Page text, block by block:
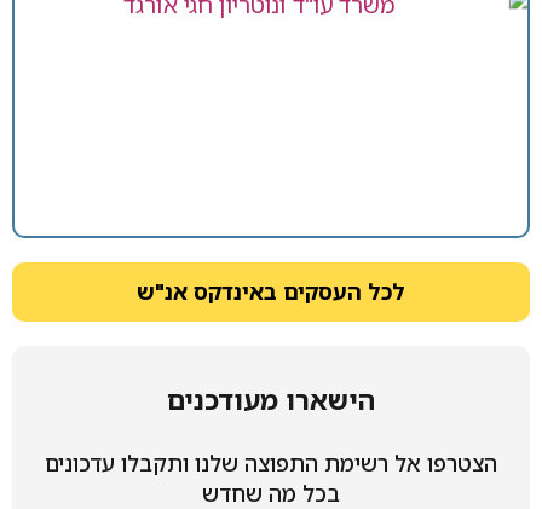
לכל העסקים באינדקס אנ"ש
הישארו מעודכנים
הצטרפו אל רשימת התפוצה שלנו ותקבלו עדכונים
בכל מה שחדש